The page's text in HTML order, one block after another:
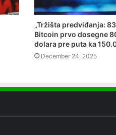
„Tržišta predviđanja:
Bitcoin prvo dosegne
dolara pre puta ka
December 24, 2025